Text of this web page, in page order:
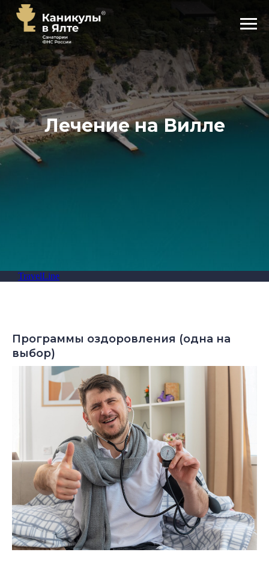
Лечение на Вилле
TravelLine
Программы оздоровления (одна на
выбор)